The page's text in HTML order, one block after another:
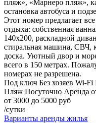
пляж», «Марнеро пляж»,
остановка автобуса и
Этот номер предлагает
отдыха: собственная
140х200, раскладной
стиральная машина, СВЧ,
доска. Уютный двор и
всего в 150 метрах.
номерах не разрешена.
Под ключ Без хозяев Wi-Fi
Пляж Посуточно Аренда
от 3000 до 5000 руб
/сутки
Варианты аренды жилья